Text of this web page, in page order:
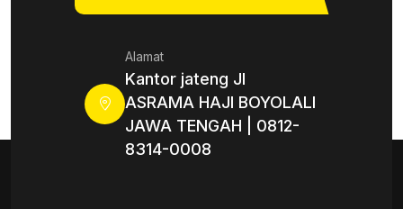
Alamat
Kantor jateng Jl
ASRAMA HAJI BOYOLALI
JAWA TENGAH | 0812-
8314-0008